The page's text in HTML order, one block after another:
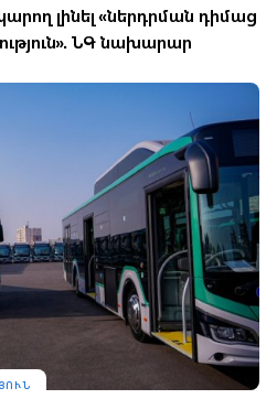
լինել «ներդրման դիմաց
ՆԳ նախարար